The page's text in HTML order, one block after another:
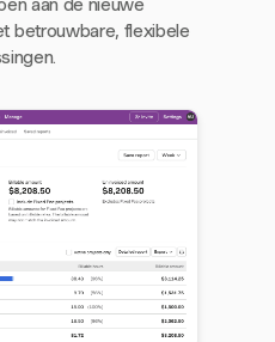
aan de nieuwe
betrouwbare, flexibele